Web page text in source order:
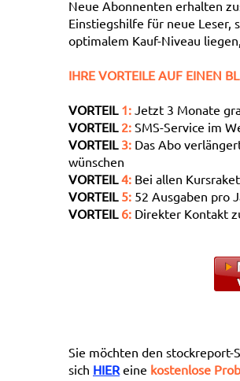
Neue Abonnenten erhalten
Einstiegshilfe für neue Leser,
optimalem Kauf-Niveau
IHRE VORTEILE AUF EINEN
VORTEIL 1: Jetzt 3 Monate
VORTEIL 2: SMS-Service im
VORTEIL 3: Das Abo
wünschen
VORTEIL4: Bei allen
VORTEIL 5: 52 Ausgaben pro
VORTEIL 6: Direkter Kontakt
Sie möchten den stockreport-
sich HIER eine kostenlose